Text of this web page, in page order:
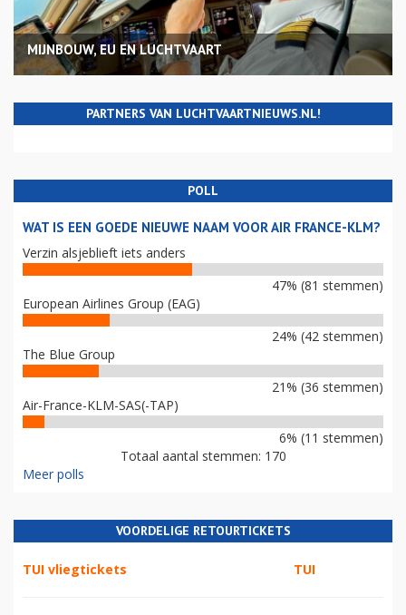
MIJNBOUW, EU EN LUCHTVAART
PARTNERS VAN LUCHTVAARTNIEUWS.NL!
POLL
WAT IS EEN GOEDE NIEUWE NAAM VOOR AIR FRANCE-KLM?
Verzin alsjeblieft iets anders
47% (81 stemmen)
European Airlines Group (EAG)
24% (42 stemmen)
The Blue Group
21% (36 stemmen)
Air-France-KLM-SAS(-TAP)
6% (11 stemmen)
Totaal aantal stemmen: 170
Meer polls
VOORDELIGE RETOURTICKETS
TUI vliegtickets TUI